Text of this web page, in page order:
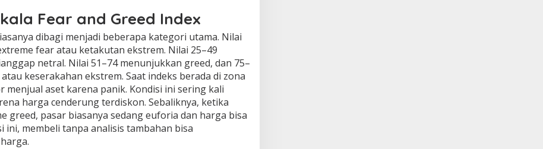
Fear and Greed Index
dibagi menjadi beberapa kategori utama. Nilai
fear atau ketakutan ekstrem. Nilai 25–49
netral. Nilai 51–74 menunjukkan greed, dan 75–
keserakahan ekstrem. Saat indeks berada di zona
menjual aset karena panik. Kondisi ini sering kali
harga cenderung terdiskon. Sebaliknya, ketika
greed, pasar biasanya sedang euforia dan harga bisa
ini, membeli tanpa analisis tambahan bisa